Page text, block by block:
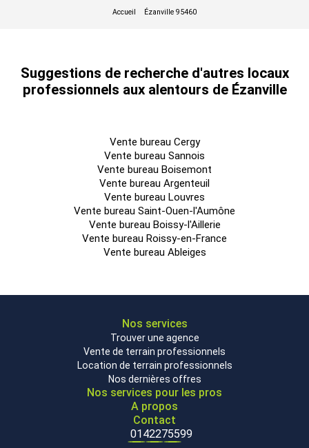
Activités 359 n.c.
2027
HT HH
89
Suggestions de recherche d'autres locaux
professionnels aux alentours de Ézanville
Vente bureau Cergy
Vente bureau Sannois
Vente bureau Boisemont
Vente bureau Argenteuil
Vente bureau Louvres
Vente bureau Saint-Ouen-l'Aumône
Vente bureau Boissy-l'Aillerie
Vente bureau Roissy-en-France
Vente bureau Ableiges
Nos services
Trouver une agence
Vente de terrain professionnels
Location de terrain professionnels
Nos dernières offres
Nos services pour les pros
A propos
Contact
0142275599